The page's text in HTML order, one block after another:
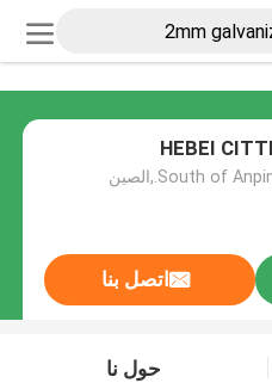
HEBEI
اتصل بنا
حول نا